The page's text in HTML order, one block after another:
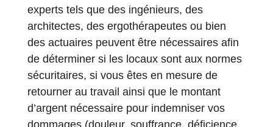
experts tels que des ingénieurs, des
architectes, des ergothérapeutes ou bien
des actuaires peuvent être nécessaires afin
de déterminer si les locaux sont aux normes
sécuritaires, si vous êtes en mesure de
retourner au travail ainsi que le montant
d’argent nécessaire pour indemniser vos
dommages (douleur, souffrance, déficience